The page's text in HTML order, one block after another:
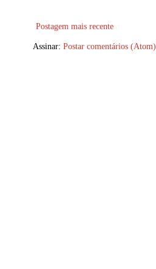
Postagem mais recente
Assinar: Postar comentários (Atom)